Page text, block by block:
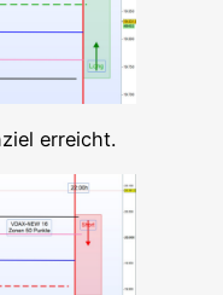
erreicht.